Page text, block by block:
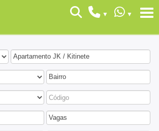
Apartamento JK / Kitinete
Bairro
Vagas